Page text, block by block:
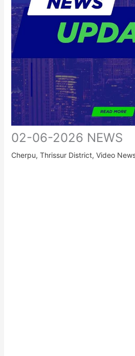
02-06-2026 NEWS
Cherpu, Thrissur District, Video